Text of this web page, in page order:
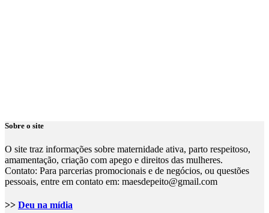
Sobre o site
O site traz informações sobre maternidade ativa, parto respeitoso,
amamentação, criação com apego e direitos das mulheres.
Contato: Para parcerias promocionais e de negócios, ou questões
pessoais, entre em contato em: maesdepeito@gmail.com
>> Deu na mídia